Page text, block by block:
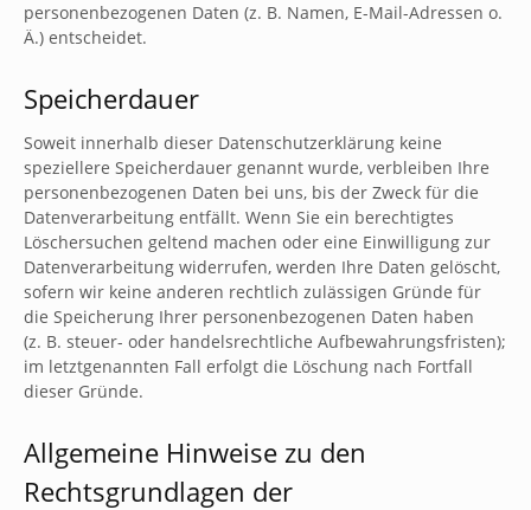
personenbezogenen Daten (z. B. Namen, E-Mail-Adressen o.
Ä.) entscheidet.
Speicherdauer
Soweit innerhalb dieser Datenschutzerklärung keine
speziellere Speicherdauer genannt wurde, verbleiben Ihre
personenbezogenen Daten bei uns, bis der Zweck für die
Datenverarbeitung entfällt. Wenn Sie ein berechtigtes
Löschersuchen geltend machen oder eine Einwilligung zur
Datenverarbeitung widerrufen, werden Ihre Daten gelöscht,
sofern wir keine anderen rechtlich zulässigen Gründe für
die Speicherung Ihrer personenbezogenen Daten haben
(z. B. steuer- oder handelsrechtliche Aufbewahrungsfristen);
im letztgenannten Fall erfolgt die Löschung nach Fortfall
dieser Gründe.
Allgemeine Hinweise zu den
Rechtsgrundlagen der